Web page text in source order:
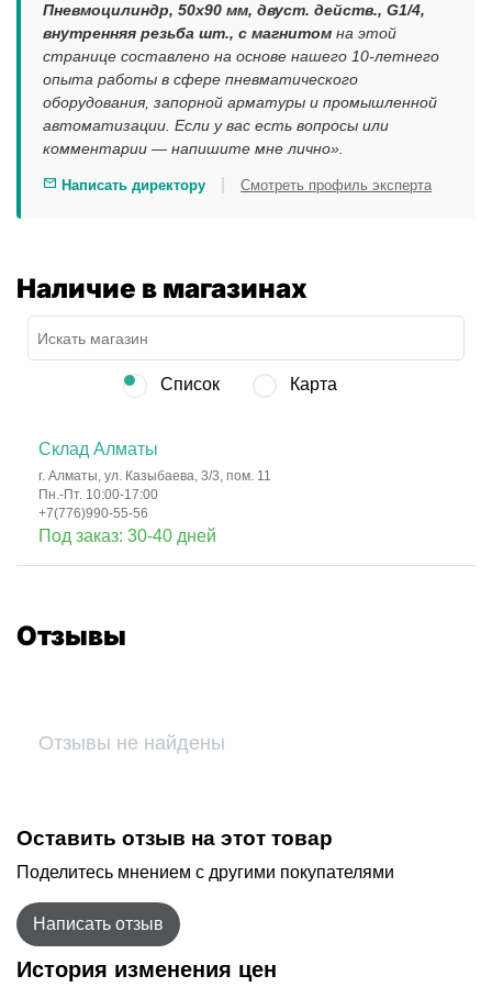
Пневмоцилиндр, 50x90 мм, двуст. действ., G1/4,
внутренняя резьба шт., с магнитом на этой
странице составлено на основе нашего 10-летнего
опыта работы в сфере пневматического
оборудования, запорной арматуры и промышленной
автоматизации. Если у вас есть вопросы или
комментарии — напишите мне лично».
Написать директору Смотреть профиль эксперта
Наличие в магазинах
Список Карта
Склад Алматы
г. Алматы, ул. Казыбаева, 3/3, пом. 11
Пн.-Пт. 10:00-17:00
+7(776)990-55-56
Под заказ: 30-40 дней
Отзывы
Отзывы не найдены
Оставить отзыв на этот товар
Поделитесь мнением с другими покупателями
Написать отзыв
История изменения цен